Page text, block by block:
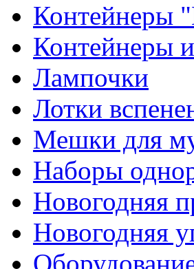
Контейнеры
Контейнеры
Лампочки
Лотки
Мешки для
Наборы
Новогодняя
Новогодняя